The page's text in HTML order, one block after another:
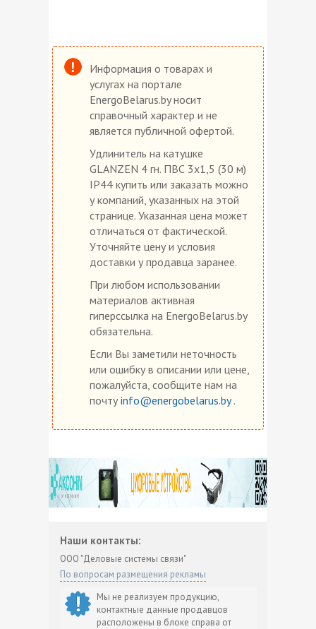
Информация о товарах и
услугах на портале
EnergoBelarus.by носит
справочный характер и не
является публичной офертой.
Удлинитель на катушке
GLANZEN 4 гн. ПВС 3х1,5 (30 м)
IP44 купить или заказать можно
у компаний, указанных на этой
странице. Указанная цена может
отличаться от фактической.
Уточняйте цену и условия
доставки у продавца заранее.
При любом использовании
материалов активная
гиперссылка на EnergoBelarus.by
обязательна.
Если Вы заметили неточность
или ошибку в описании или цене,
пожалуйста, сообщите нам на
почту info@energobelarus.by.
Наши контакты:
ООО "Деловые системы связи"
По вопросам размещения рекламы
Мы не реализуем продукцию,
контактные данные продавцов
расположены в блоке справа от